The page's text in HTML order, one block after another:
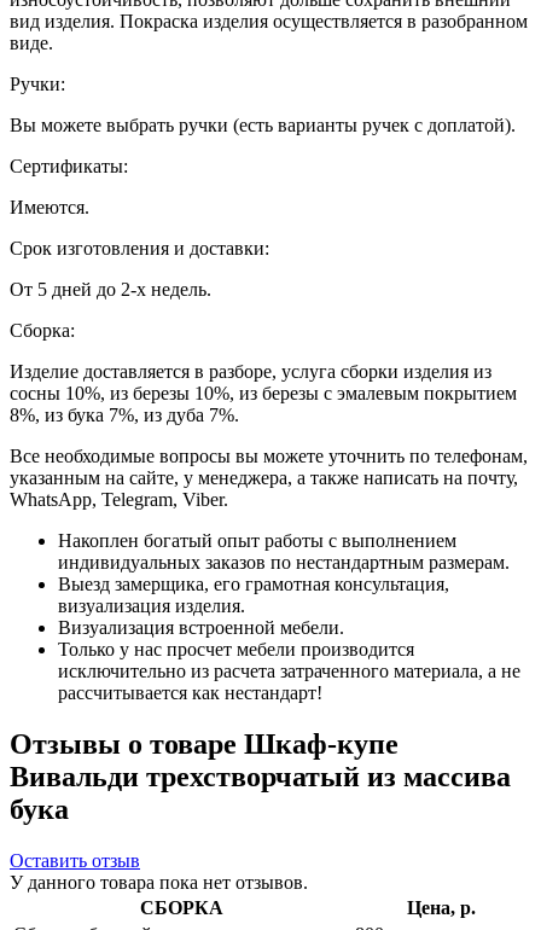
вид изделия. Покраска изделия осуществляется в разобранном
виде.
Ручки:
Вы можете выбрать ручки (есть варианты ручек с доплатой).
Сертификаты:
Имеются.
Срок изготовления и доставки:
От 5 дней до 2-х недель.
Сборка:
Изделие доставляется в разборе, услуга сборки изделия из
сосны 10%, из березы 10%, из березы с эмалевым покрытием
8%, из бука 7%, из дуба 7%.
Все необходимые вопросы вы можете уточнить по телефонам,
указанным на сайте, у менеджера, а также написать на почту,
WhatsApp, Telegram, Viber.
Накоплен богатый опыт работы с выполнением
индивидуальных заказов по нестандартным размерам.
Выезд замерщика, его грамотная консультация,
визуализация изделия.
Визуализация встроенной мебели.
Только у нас просчет мебели производится
исключительно из расчета затраченного материала, а не
рассчитывается как нестандарт!
Отзывы о товаре Шкаф-купе
Вивальди трехстворчатый из массива
бука
Оставить отзыв
У данного товара пока нет отзывов.
СБОРКА
Цена, р.